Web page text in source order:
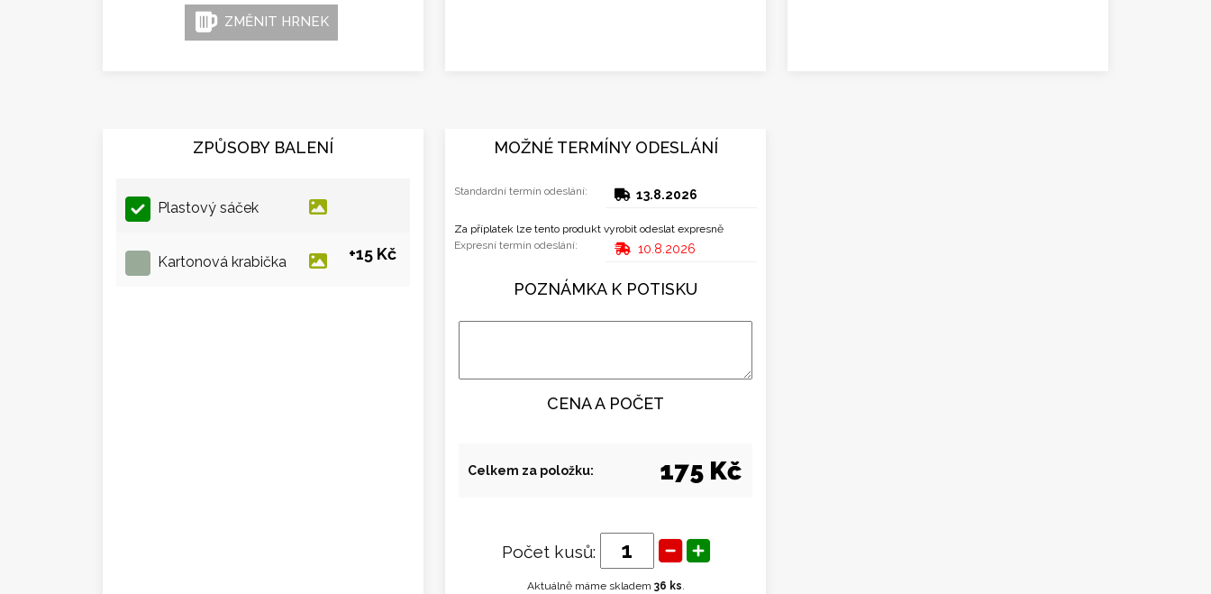
ZMĚNIT HRNEK
ZPŮSOBY BALENÍ
Plastový sáček
Kartonová krabička +15 Kč
MOŽNÉ TERMÍNY ODESLÁNÍ
Standardní termín odeslání: 13.8.2026
Za příplatek lze tento produkt vyrobit odeslat expresně
Expresní termín odeslání:
10.8.2026
POZNÁMKA K POTISKU
CENA A POČET
Celkem za položku: 175 Kč
Počet kusů:
Aktuálně máme skladem 36 ks